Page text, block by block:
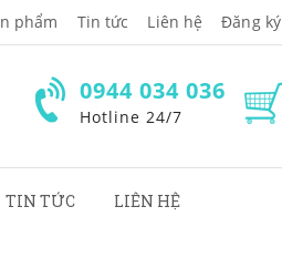
phẩm Tin tức Liên hệ Đăng ký
0944 034 036
Hotline 24/7
TIN TỨC LIÊN HỆ